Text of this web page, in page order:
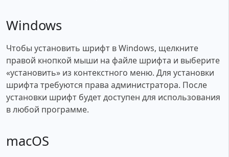
Windows
Чтобы установить шрифт в Windows, щелкните
правой кнопкой мыши на файле шрифта и выберите
«установить» из контекстного меню. Для установки
шрифта требуются права администратора. После
установки шрифт будет доступен для использования
в любой программе.
macOS